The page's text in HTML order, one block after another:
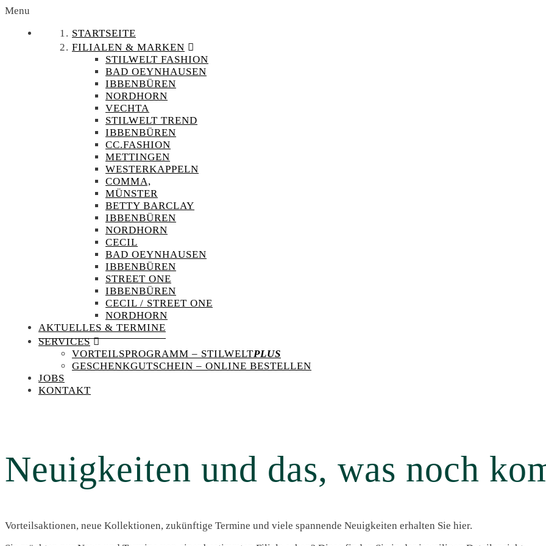
Menu
STARTSEITE
FILIALEN & MARKEN
STILWELT FASHION
BAD OEYNHAUSEN
IBBENBÜREN
NORDHORN
VECHTA
STILWELT TREND
IBBENBÜREN
CC.FASHION
METTINGEN
WESTERKAPPELN
COMMA,
MÜNSTER
BETTY BARCLAY
IBBENBÜREN
NORDHORN
CECIL
BAD OEYNHAUSEN
IBBENBÜREN
STREET ONE
IBBENBÜREN
CECIL / STREET ONE
NORDHORN
AKTUELLES & TERMINE
SERVICES
VORTEILSPROGRAMM – STILWELTPLUS
GESCHENKGUTSCHEIN – ONLINE BESTELLEN
JOBS
KONTAKT
Neuigkeiten und das, was noch
Vorteilsaktionen, neue Kollektionen, zukünftige Termine und viele spannende Neuigkeiten erhalten Sie hier.